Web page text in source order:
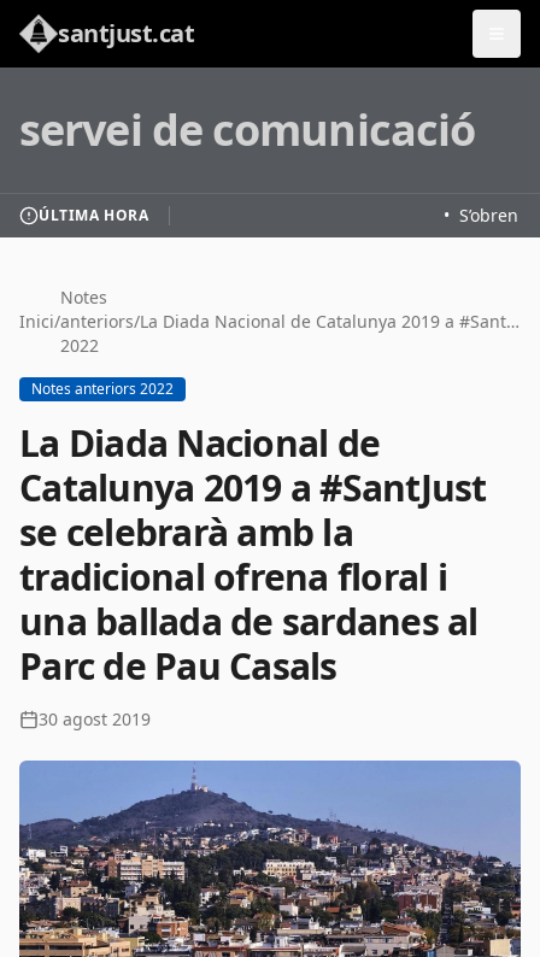
santjust.cat
servei de comunicació
ÚLTIMA HORA S’obren
Inici/
Notes
anteriors
2022
/ La Diada Nacional de Catalunya 2019 a #SantJust se celebrarà amb la tradicional ofrena floral i una ballada de sardanes al Parc de Pau Casals
Notes anteriors 2022
La Diada Nacional de
Catalunya 2019 a #SantJust
se celebrarà amb la
tradicional ofrena floral i
una ballada de sardanes al
Parc de Pau Casals
30 agost 2019